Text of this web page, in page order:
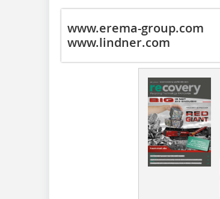
www.erema-group.com
www.lindner.com